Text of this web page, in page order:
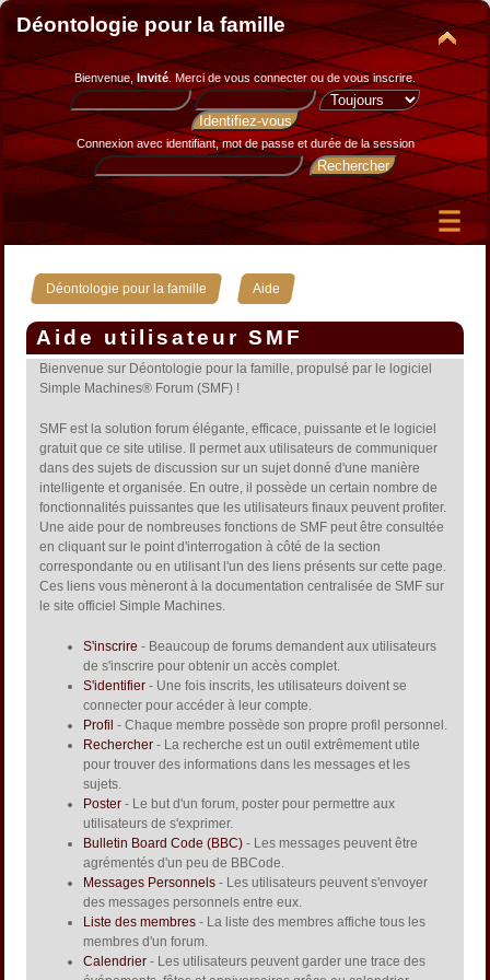
Déontologie pour la famille
Bienvenue, Invité. Merci devous connecter ou de vous inscrire.
Connexion avec identifiant, mot de passe et durée de la session
Déontologie pour la famille » Aide
Aide utilisateur SMF
Bienvenue sur Déontologie pour la famille, propulsé par le logiciel
Simple Machines® Forum (SMF) !
SMF est la solution forum élégante, efficace, puissante et le logiciel
gratuit que ce site utilise. Il permet aux utilisateurs de communiquer
dans des sujets de discussion sur un sujet donné d'une manière
intelligente et organisée. En outre, il possède un certain nombre de
fonctionnalités puissantes que les utilisateurs finaux peuvent profiter.
Une aide pour de nombreuses fonctions de SMF peut être consultée
en cliquant sur le point d'interrogation à côté de la section
correspondante ou en utilisant l'un des liens présents sur cette page.
Ces liens vous mèneront à la documentation centralisée de SMF sur
le site officiel Simple Machines.
S'inscrire - Beaucoup de forums demandent aux utilisateurs
de s'inscrire pour obtenir un accès complet.
S'identifier - Une fois inscrits, les utilisateurs doivent se
connecter pour accéder à leur compte.
Profil - Chaque membre possède son propre profil personnel.
Rechercher - La recherche est un outil extrêmement utile
pour trouver des informations dans les messages et les
sujets.
Poster - Le but d'un forum, poster pour permettre aux
utilisateurs de s'exprimer.
Bulletin Board Code (BBC) - Les messages peuvent être
agrémentés d'un peu de BBCode.
Messages Personnels - Les utilisateurs peuvent s'envoyer
des messages personnels entre eux.
Liste des membres - La liste des membres affiche tous les
membres d'un forum.
Calendrier - Les utilisateurs peuvent garder une trace des